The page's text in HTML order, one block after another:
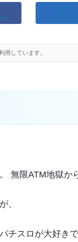
はてブ
用しています。
無限ATM地獄か
、
チスロが大好きで